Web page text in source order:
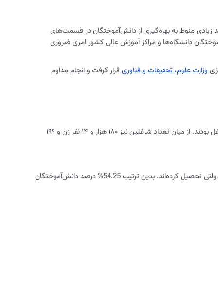
زیادی منوط به بهره‌گیری از دانش‌آموختگان در قسمت‌های
دانشگاه‌ها و مراکز آموزش عالی کشور امری ضروری
وزارت علوم، تحقیقات و فناوری قرار گرفت و انجام مداوم
تعداد کل دانش‌آموختگان در سال تحصیلی ۹۳-۹۲ تعداد ۷۱۴ هزار و ۳۷۵ نفر بوده که از این میان ۳۳۵ هزار و ۳۰۷ نفر معادل 53/06% آن‌ها شاغل بودند. از میان تعداد شاغلین نیز ۱۸۰ هزار و ۱۴ نفر زن و ۱۹۹
رصد آمار اشتغال دانش‌آموختگان بیان‌گر آن است که تعداد ۳۷۵ هزار و ۳۶۵ نفر از این افراد در دانشگاه‌های دولتی و بقیه نیز در دانشگاه‌های غیردولتی تحصیل کرده‌اند. بدین ترتیب 54.25% درصد دانش‌آموختگان